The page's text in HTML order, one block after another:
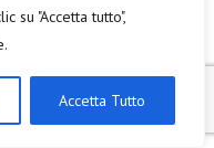
su "Accetta tutto",
Accetta Tutto